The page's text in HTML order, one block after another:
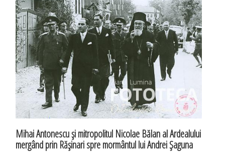
Mihai Antonescu şi mitropolitul Nicolae Bălan al Ardealului
mergând prin Răşinari spre mormântul lui Andrei Şaguna